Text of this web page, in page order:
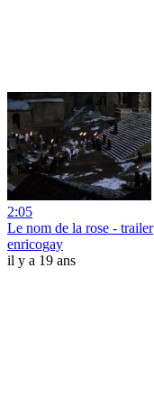
2:05
Le nom de la rose - trailer
enricogay
il y a 19 ans